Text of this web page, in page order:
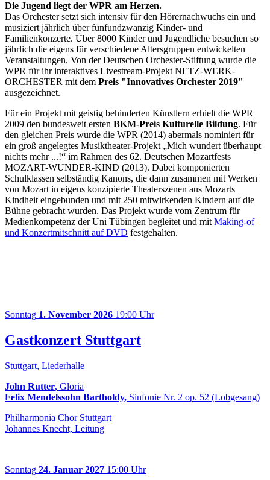
Die Jugend liegt der WPR am Herzen.
Das Orchester setzt sich intensiv für den Hörernachwuchs ein und
musiziert jährlich über fünfundzwanzig Kinder- und
Familienkonzerte. Über 8000 Kinder und Jugendliche besuchen so
jährlich die eigens für verschiedene Altersgruppen entwickelten
Veranstaltungen. Von der Deutschen Orchester-Stiftung wurde die
WPR für ihr interaktives Livestream-Projekt NETZ-WERK-
ORCHESTER mit dem Preis "Innovatives Orchester 2019"
ausgezeichnet.
Für ein Projekt mit geistig behinderten Künstlern erhielt die WPR
2009 den bundesweit ersten BKM-Preis Kulturelle Bildung. Für
den gleichen Preis wurde die WPR (2014) abermals nominiert für
ein groß angelegtes Musiktheater-Projekt „Mich wundert überhaupt
nichts mehr ...!“ im Rahmen des 62. Deutschen Mozartfests
MOZART-WUNDER-KIND (2013). Dabei komponierten
Schulklassen selbständig Kanons, die dann zusammen mit Werken
von Mozart in eigens konzipierte Theaterszenen aus Mozarts
Kindheit eingebunden und mit 250 mitwirkenden Kindern auf die
Bühne gebracht wurden. Das Projekt wurde vom Zentrum für
Medienkompetenz der Uni Tübingen begleitet und mit Making-of
und Konzertmitschnitt auf DVD festgehalten.
Sonntag 1. November 2026 19:00 Uhr
Gastkonzert Stuttgart
Stuttgart, Liederhalle
John Rutter, Gloria
Felix Mendelssohn Bartholdy, Sinfonie Nr. 2 op. 52 (Lobgesang)
Philharmonia Chor Stuttgart
Johannes Knecht, Leitung
Sonntag 24. Januar 2027 15:00 Uhr